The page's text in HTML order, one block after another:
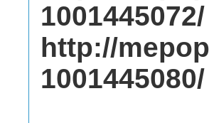
1001445072/
http://
1001445080/